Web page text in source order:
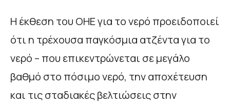
Η έκθεση του ΟΗΕ για το νερό προειδοποιεί
ότι η τρέχουσα παγκόσμια ατζέντα για το
νερό – που επικεντρώνεται σε μεγάλο
βαθμό στο πόσιμο νερό, την αποχέτευση
και τις σταδιακές βελτιώσεις στην